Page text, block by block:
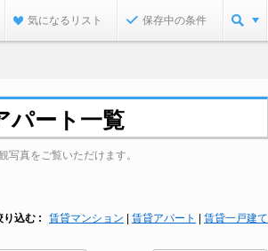
気になるリスト 保存中の条件
パート一覧
真をご覧いただけます。
り込む 賃貸マンション 賃貸アパート 賃貸一戸建て